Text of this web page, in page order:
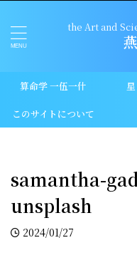
the Art and
算命学 一伍一什
このサイトについて
samantha-
unsplash
2024/01/27